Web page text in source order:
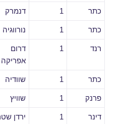
כתר 1 דנמרק
כתר 1 נורווגיה
רנד 1
דרום
אפריקה
כתר 1 שוודיה
פרנק 1 שוויץ
דינר 1
ירדן